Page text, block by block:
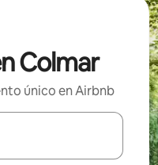
Colmar
único en Airbnb
podrás navegar